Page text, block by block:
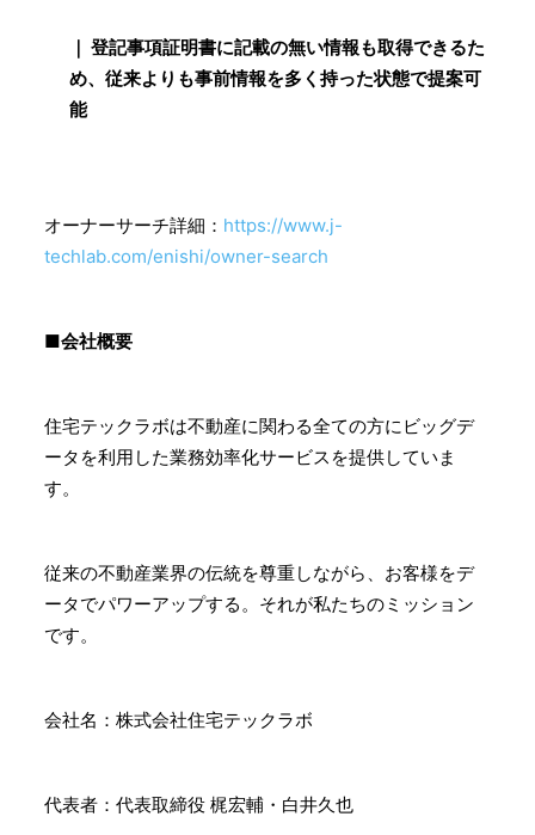
｜ 登記事項証明書に記載の無い情報も取得できるた
め、従来よりも事前情報を多く持った状態で提案可
能
オーナーサーチ詳細： https://www.j-
techlab.com/enishi/owner-search
■会社概要
住宅テックラボは不動産に関わる全ての方にビッグデ
ータを利用した業務効率化サービスを提供していま
す。
従来の不動産業界の伝統を尊重しながら、お客様をデ
ータでパワーアップする。それが私たちのミッション
です。
会社名：株式会社住宅テックラボ
代表者：代表取締役 梶宏輔・白井久也